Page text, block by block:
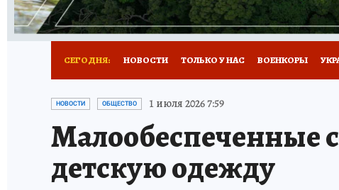
СЕГОДНЯ: НОВОСТИ ТОЛЬКО У НАС ВОЕНКОРЫ
ПРОИСШЕСТВИЯ АФИША
НОВОСТИ ОБЩЕСТВО 1 июля 2026 7:59
Малообеспеченные
детскую одежду